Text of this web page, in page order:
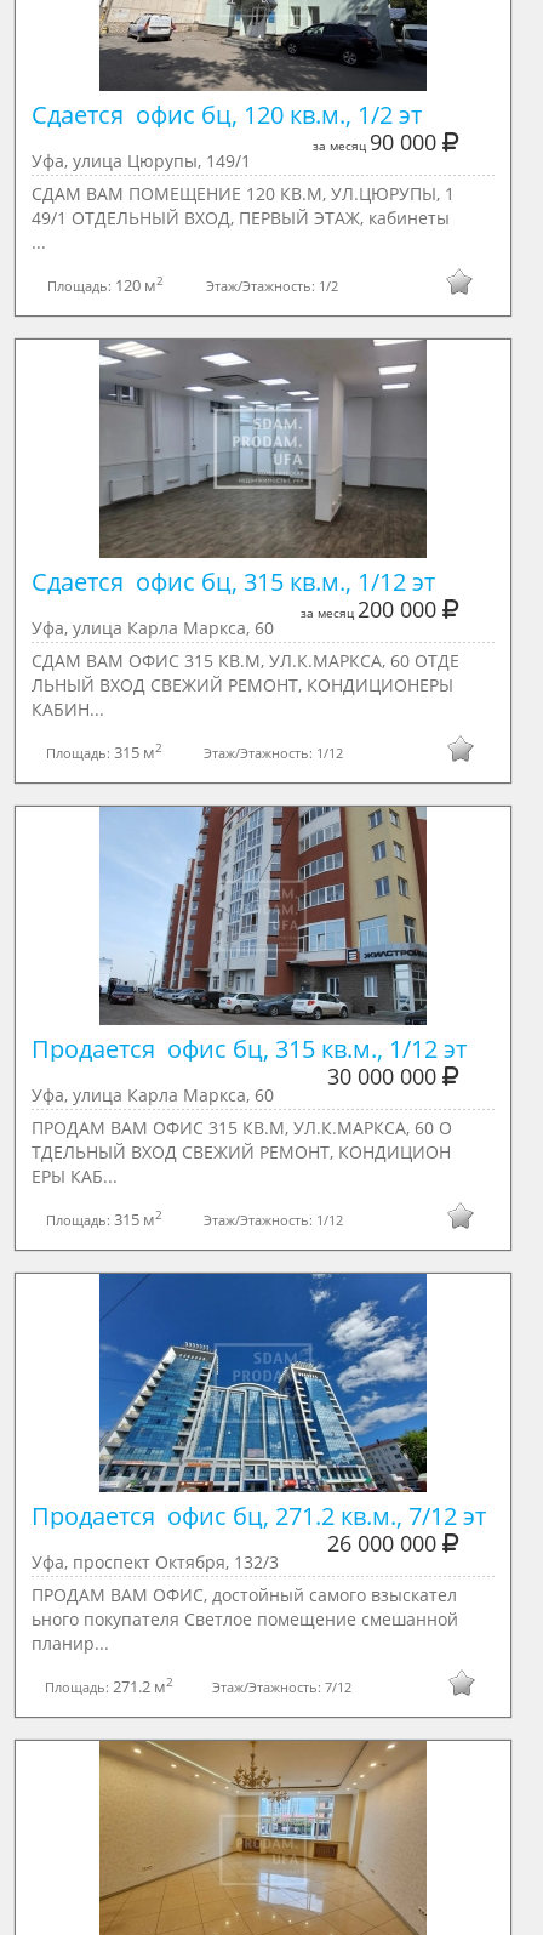
Сдается  офис бц, 120 кв.м., 1/2 эт
за месяц 90 000
Уфа, улица Цюрупы, 149/1
СДАМ ВАМ ПОМЕЩЕНИЕ 120 КВ.М, УЛ.ЦЮРУПЫ, 1
49/1 ОТДЕЛЬНЫЙ ВХОД, ПЕРВЫЙ ЭТАЖ, кабинеты
...
Площадь: 120 м2 Этаж/Этажность: 1/2
Сдается  офис бц, 315 кв.м., 1/12 эт
за месяц200 000
Уфа, улица Карла Маркса, 60
СДАМ ВАМ ОФИС 315 КВ.М, УЛ.К.МАРКСА, 60 ОТДЕ
ЛЬНЫЙ ВХОД СВЕЖИЙ РЕМОНТ, КОНДИЦИОНЕРЫ
КАБИН...
Площадь: 315 м2 Этаж/Этажность: 1/12
Продается  офис бц, 315 кв.м., 1/12 эт
30 000 000
Уфа, улица Карла Маркса, 60
ПРОДАМ ВАМ ОФИС 315 КВ.М, УЛ.К.МАРКСА, 60 О
ТДЕЛЬНЫЙ ВХОД СВЕЖИЙ РЕМОНТ, КОНДИЦИОН
ЕРЫ КАБ...
Площадь: 315 м2 Этаж/Этажность: 1/12
Продается  офис бц, 271.2 кв.м., 7/12 эт
26 000 000
Уфа, проспект Октября, 132/3
ПРОДАМ ВАМ ОФИС, достойный самого взыскател
ьного покупателя Светлое помещение смешанной
планир...
Площадь: 271.2 м2 Этаж/Этажность:7/12